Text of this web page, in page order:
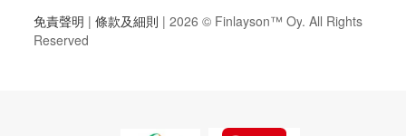
免責聲明 | 條款及細則 | 2026 © Finlayson™ Oy. All Rights
Reserved